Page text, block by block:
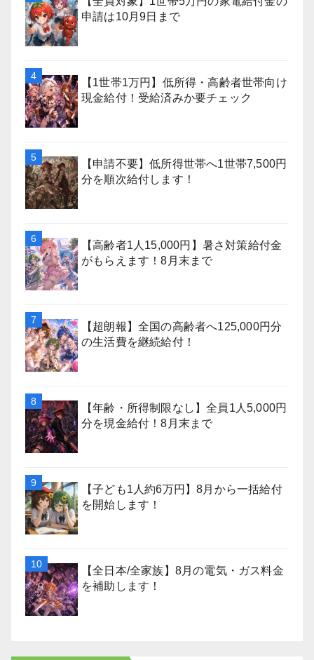
申請は10月9日まで
【1世帯1万円】低所得・高齢者世帯向け
現金給付！受給済みか要チェック
【申請不要】低所得世帯へ1世帯7,500円
分を順次給付します！
【高齢者1人15,000円】暑さ対策給付金
がもらえます！8月末まで
【超朗報】全国の高齢者へ125,000円分
の生活費を継続給付！
【年齢・所得制限なし】全員1人5,000円
分を現金給付！8月末まで
【子ども1人約6万円】8月から一括給付
を開始します！
【全日本/全家族】8月の電気・ガス料金
を補助します！